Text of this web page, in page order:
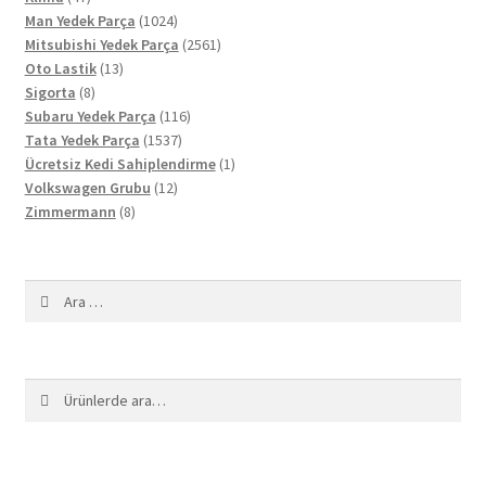
ürün
Man Yedek Parça 10241024
ürün
Mitsubishi Yedek Parça 25612561
Oto Lastik 1313
Sigorta 88
ürün
Subaru Yedek Parça 116116
Tata Yedek Parça 15371537
ürün
Ücretsiz Kedi Sahiplendirme 11
Volkswagen Grubu 1212
Zimmermann 88